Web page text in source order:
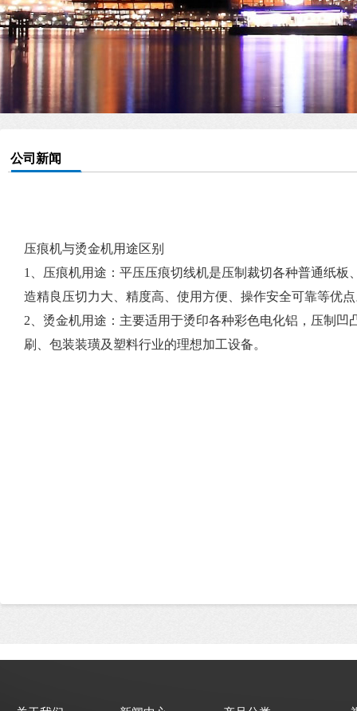
公司新闻
压痕机与烫金机用途区别
1、压痕机用途：平压压痕切线机是压制裁切各种普通纸
造精良压切力大、精度高、使用方便、操作安全可靠等优
2、烫金机用途：主要适用于烫印各种彩色电化铝，压制
刷、包装装璜及塑料行业的理想加工设备。